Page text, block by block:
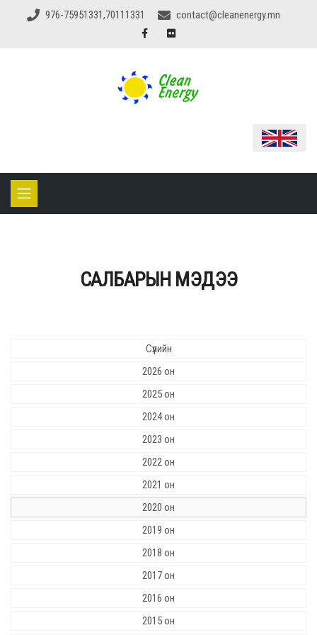
976-75951331,70111331 contact@cleanenergy.mn
САЛБАРЫН МЭДЭЭ
Сүүлийн
2026 он
2025 он
2024 он
2023 он
2022 он
2021 он
2020 он
2019 он
2018 он
2017 он
2016 он
2015 он